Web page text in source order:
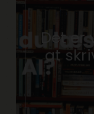
Det er
at